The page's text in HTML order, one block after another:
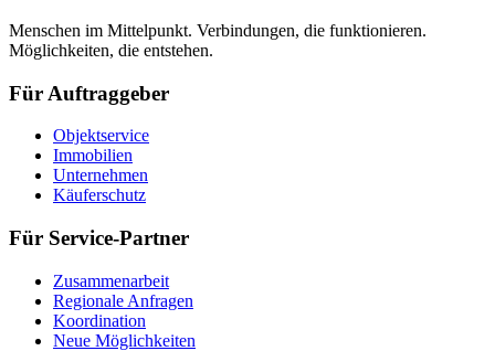
Menschen im Mittelpunkt. Verbindungen, die funktionieren.
Möglichkeiten, die entstehen.
Für Auftraggeber
Objektservice
Immobilien
Unternehmen
Käuferschutz
Für Service-Partner
Zusammenarbeit
Regionale Anfragen
Koordination
Neue Möglichkeiten